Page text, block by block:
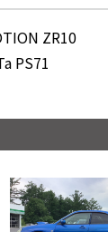
ZR10
PS71